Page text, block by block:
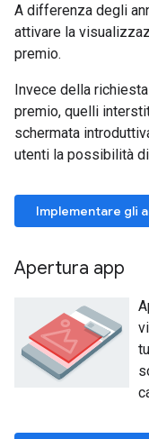
A differenza degli
attivare la
premio.
Invece della
premio, quelli
schermata
utenti la possibilità
Implementare gli
Apertura app